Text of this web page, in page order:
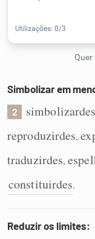
Conexões
Caça-palavras
Dicionário
Sinônimos
Simbolizar em
2 simbolizardes
reproduzirdes,
traduzirdes,
constituirdes.
Reduzir os limites: